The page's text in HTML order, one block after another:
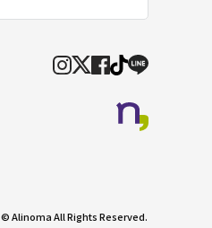
© Alinoma All Rights Reserved.